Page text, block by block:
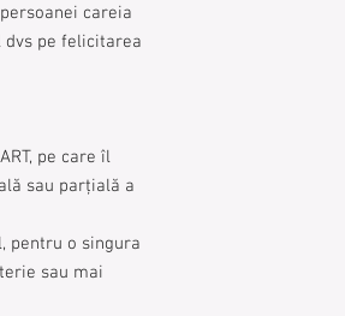
careia
pe felicitarea
pe care îl
sau parțială a
pentru o singura
sau mai